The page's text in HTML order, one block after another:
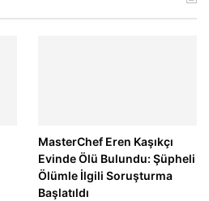
MasterChef Eren Kaşıkçı
Evinde Ölü Bulundu: Şüpheli
Ölümle İlgili Soruşturma
Başlatıldı